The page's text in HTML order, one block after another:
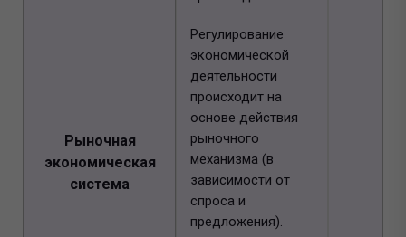
Рыночная
экономическая
система
Регулирование
экономической
деятельности
происходит на
основе действия
рыночного
механизма (в
зависимости от
спроса и
предложения).